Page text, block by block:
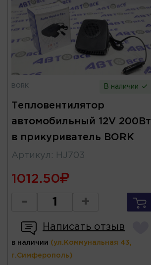
BORK В наличии
Тепловентилятор
автомобильный 12V 200Вт
в прикуриватель BORK
Артикул : HJ703
1012.50
- +
Написать отзыв
в наличии (ул.Коммунальная 43,
г.Симферополь)